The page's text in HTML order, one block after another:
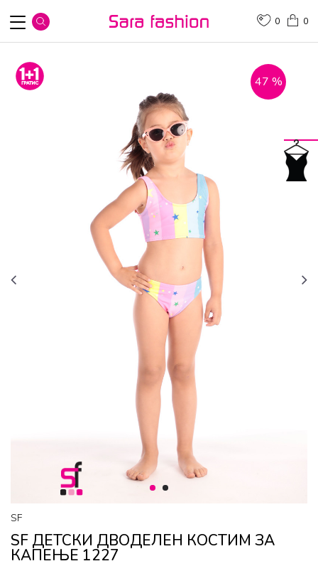
0
0
1 2
47 %
SF
SF ДЕТСКИ ДВОДЕЛЕН КОСТИМ ЗА
КАПЕЊЕ 1227